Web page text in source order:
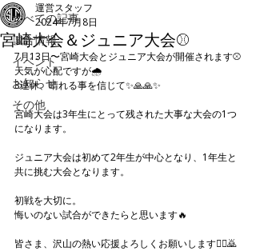
すべての記事
試合情報
イベント
お知らせ
その他
宮崎大会＆ジュニア大会⚾️
運営スタッフ
2024年7月8日
7月13日〜宮崎大会とジュニア大会が開催されます⚾️
天気が心配ですが🌧️
3連休、晴れる事を信じて✨🙏🙏✨
宮崎大会は3年生にとって残された大事な大会の1つ
になります。
ジュニア大会は初めて2年生が中心となり、1年生と
共に挑む大会となります。
初戦を大切に。
悔いのない試合ができたらと思います🔥
皆さま、沢山の熱い応援よろしくお願いします🙇‍♂️🙇